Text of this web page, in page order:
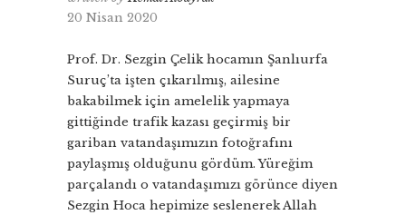
20 Nisan 2020
Prof. Dr. Sezgin Çelik hocamın Şanlıurfa
Suruç’ta işten çıkarılmış, ailesine
bakabilmek için amelelik yapmaya
gittiğinde trafik kazası geçirmiş bir
gariban vatandaşımızın fotoğrafını
paylaşmış olduğunu gördüm. Yüreğim
parçalandı o vatandaşımızı görünce diyen
Sezgin Hoca hepimize seslenerek Allah